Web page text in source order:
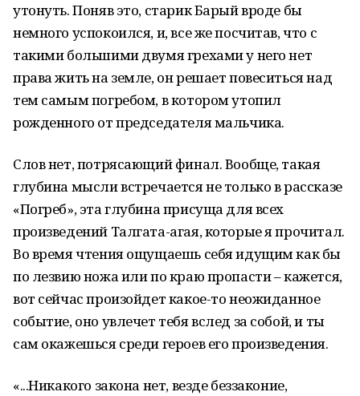
утонуть. Поняв это, старик Барый вроде бы
немного успокоился, и, все же посчитав, что с
такими большими двумя грехами у него нет
права жить на земле, он решает повеситься над
тем самым погребом, в котором утопил
рожденного от председателя мальчика.
Слов нет, потрясающий финал. Вообще, такая
глубина мысли встречается не только в рассказе
«Погреб», эта глубина присуща для всех
произведений Талгата-агая, которые я прочитал.
Во время чтения ощущаешь себя идущим как бы
по лезвию ножа или по краю пропасти – кажется,
вот сейчас произойдет какое-то неожиданное
событие, оно увлечет тебя вслед за собой, и ты
сам окажешься среди героев его произведения.
«...Никакого закона нет, везде беззаконие,